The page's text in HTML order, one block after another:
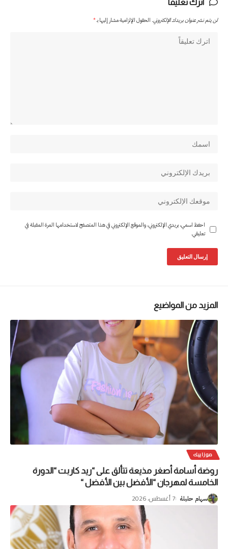
اترك تعليقاً
لن يتم نشر عنوان بريدك الإلكتروني. الحقول الإلزامية مشار إليها بـ*
احفظ اسمي، بريدي الإلكتروني، والموقع الإلكتروني في هذا المتصفح لاستخدامها المرة المقبلة في
تعليقي.
المزيد من المواضيع
موزاييك
روضة أسامة أصغر مذيعة تتألق على “ريد كاربت “الدورة
الخامسة لمهرجان “الأفضل بين الأفضل “
سهام حليلة 7 أغسطس، 2026